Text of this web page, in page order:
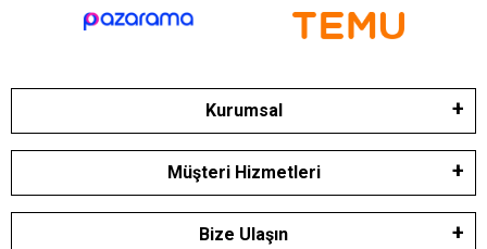
Kurumsal
Müşteri Hizmetleri
Bize Ulaşın